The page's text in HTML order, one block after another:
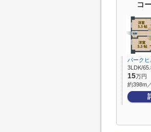
コ
パーク
3LDK/
15万円
約398m